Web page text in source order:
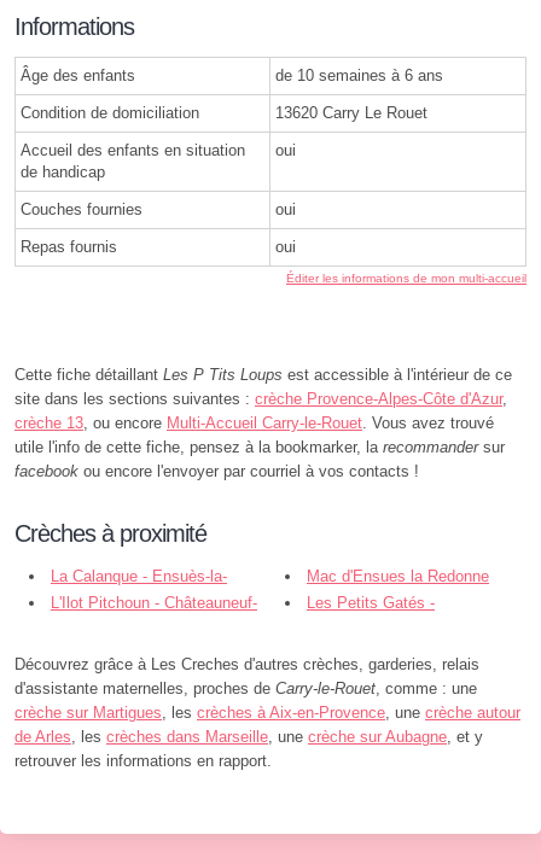
Informations
Âge des enfants de 10 semaines à 6 ans
Condition de domiciliation 13620 Carry Le Rouet
Accueil des enfants en situation
de handicap
oui
Couches fournies oui
Repas fournis oui
Éditer les informations de mon multi-accueil
Cette fiche détaillant Les P Tits Loups est accessible à l'intérieur de ce
site dans les sections suivantes : crèche Provence-Alpes-Côte d'Azur,
crèche 13, ou encore Multi-Accueil Carry-le-Rouet. Vous avez trouvé
utile l'info de cette fiche, pensez à la bookmarker, la recommandersur
facebook ou encore l'envoyer par courriel à vos contacts !
Crèches à proximité
La Calanque - Ensuès-la-
Redonne
Mac d'Ensues la Redonne
L'Ilot Pitchoun - Châteauneuf-
Les Petits Gatés -
Découvrez grâce à Les Creches d'autres crèches, garderies, relais
d'assistante maternelles, proches de Carry-le-Rouet, comme : une
crèche sur Martigues, les crèches à Aix-en-Provence, une crèche autour
de Arles, les crèches dans Marseille, une crèche sur Aubagne, et y
retrouver les informations en rapport.